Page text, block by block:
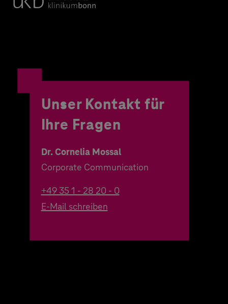
Unser Kontakt für
Ihre Fragen
Dr. Cornelia Mossal
Corporate Communication
+49 35 1 - 28 20 - 0
E-Mail schreiben